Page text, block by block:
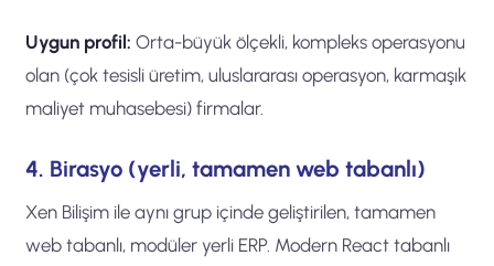
Uygun profil: Orta-büyük ölçekli, kompleks operasyonu
olan (çok tesisli üretim, uluslararası operasyon, karmaşık
maliyet muhasebesi) firmalar.
4. Birasyo (yerli, tamamen web tabanlı)
Xen Bilişim ile aynı grup içinde geliştirilen, tamamen
web tabanlı, modüler yerli ERP. Modern React tabanlı